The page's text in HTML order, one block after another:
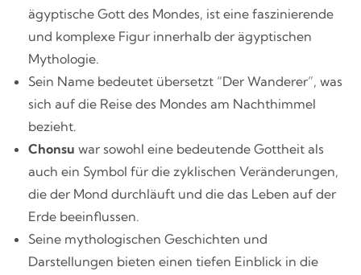
ägyptische Gott des Mondes, ist eine faszinierende
und komplexe Figur innerhalb der ägyptischen
Mythologie.
Sein Name bedeutet übersetzt “Der Wanderer”, was
sich auf die Reise des Mondes am Nachthimmel
bezieht.
Chonsu war sowohl eine bedeutende Gottheit als
auch ein Symbol für die zyklischen Veränderungen,
die der Mond durchläuft und die das Leben auf der
Erde beeinflussen.
Seine mythologischen Geschichten und
Darstellungen bieten einen tiefen Einblick in die